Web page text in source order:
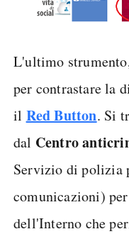
L'ultimo
per contrastare la
il Red Button. Si
dal Centro
Servizio di polizia
comunicazioni)
dell'Interno che